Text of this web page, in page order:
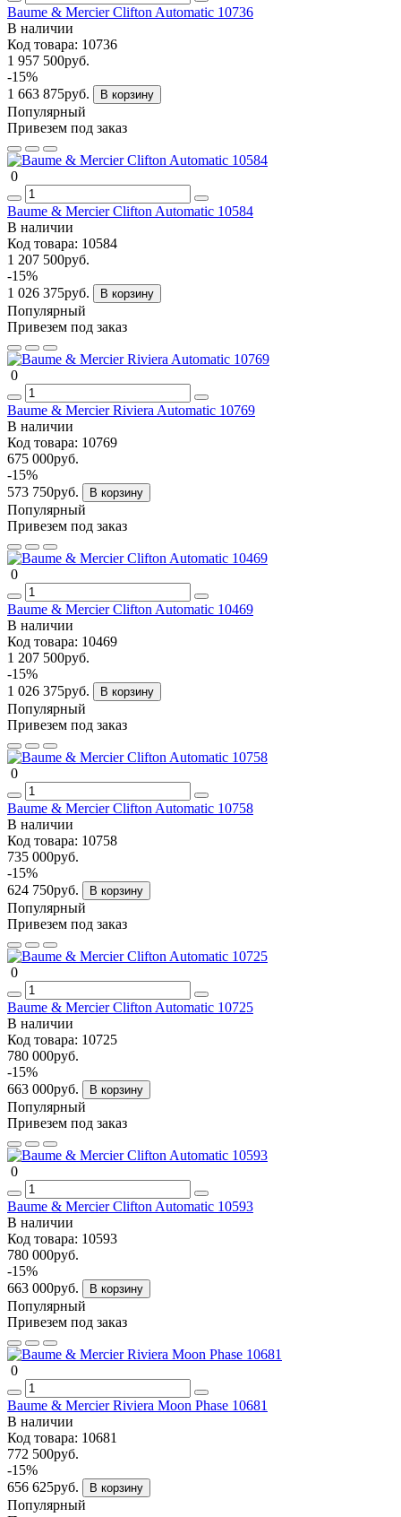
Baume & Mercier Clifton Automatic 10736
В наличии
Код товара: 10736
1 957 500руб.
-15%
1 663 875руб.
В корзину
Популярный
Привезем под заказ
0
Baume & Mercier Clifton Automatic 10584
В наличии
Код товара: 10584
1 207 500руб.
-15%
1 026 375руб.
В корзину
Популярный
Привезем под заказ
0
Baume & Mercier Riviera Automatic 10769
В наличии
Код товара: 10769
675 000руб.
-15%
573 750руб.
В корзину
Популярный
Привезем под заказ
0
Baume & Mercier Clifton Automatic 10469
В наличии
Код товара: 10469
1 207 500руб.
-15%
1 026 375руб.
В корзину
Популярный
Привезем под заказ
0
Baume & Mercier Clifton Automatic 10758
В наличии
Код товара: 10758
735 000руб.
-15%
624 750руб.
В корзину
Популярный
Привезем под заказ
0
Baume & Mercier Clifton Automatic 10725
В наличии
Код товара: 10725
780 000руб.
-15%
663 000руб.
В корзину
Популярный
Привезем под заказ
0
Baume & Mercier Clifton Automatic 10593
В наличии
Код товара: 10593
780 000руб.
-15%
663 000руб.
В корзину
Популярный
Привезем под заказ
0
Baume & Mercier Riviera Moon Phase 10681
В наличии
Код товара: 10681
772 500руб.
-15%
656 625руб.
В корзину
Популярный